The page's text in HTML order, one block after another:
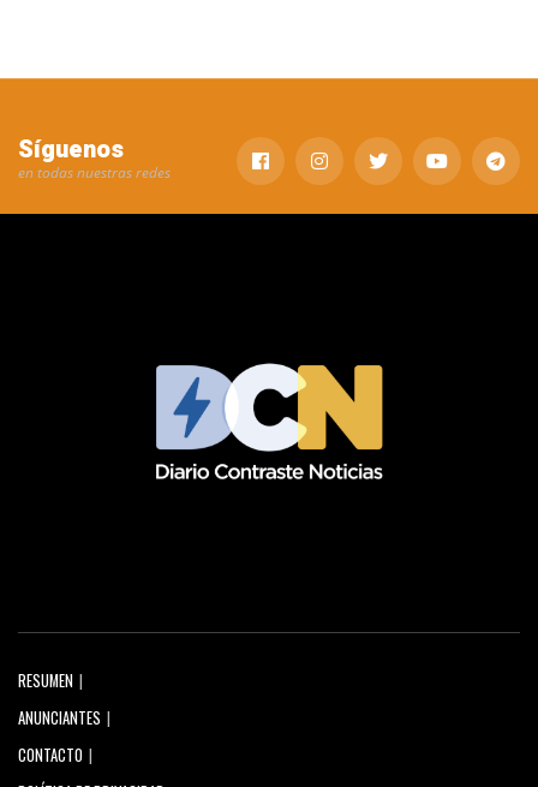
Síguenos
en todas nuestras redes
RESUMEN
ANUNCIANTES
CONTACTO